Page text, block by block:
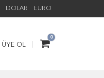
DOLAR EURO
0
ÜYE OL